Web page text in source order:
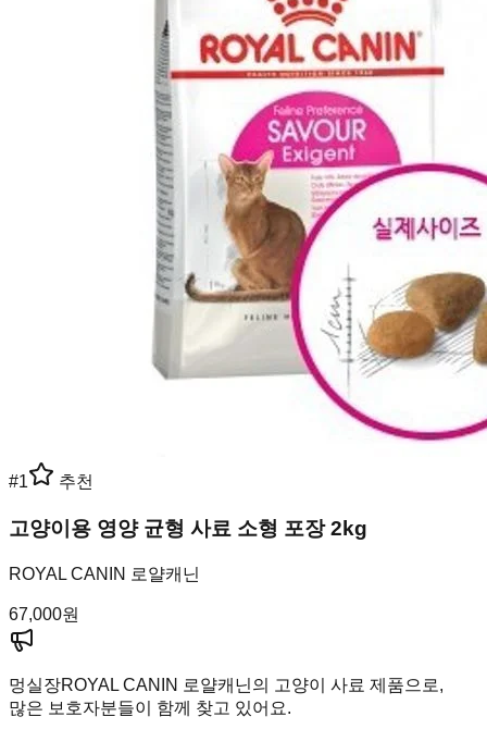
#1 추천
고양이용 영양 균형 사료 소형 포장 2kg
ROYAL CANIN 로얄캐닌
67,000원
멍실장ROYAL CANIN 로얄캐닌의 고양이 사료 제품으로,
많은 보호자분들이 함께 찾고 있어요.